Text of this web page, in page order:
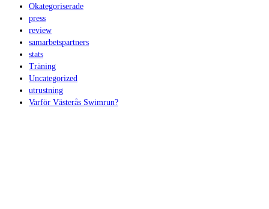
Okategoriserade
press
review
samarbetspartners
stats
Träning
Uncategorized
utrustning
Varför Västerås Swimrun?